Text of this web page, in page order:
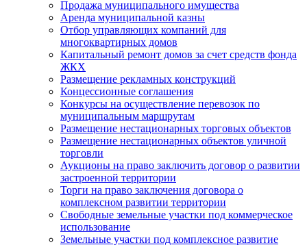
Продажа муниципального имущества
Аренда муниципальной казны
Отбор управляющих компаний для
многоквартирных домов
Капитальный ремонт домов за счет средств фонда
ЖКХ
Размещение рекламных конструкций
Концессионные соглашения
Конкурсы на осуществление перевозок по
муниципальным маршрутам
Размещение нестационарных торговых объектов
Размещение нестационарных объектов уличной
торговли
Аукционы на право заключить договор о развитии
застроенной территории
Торги на право заключения договора о
комплексном развитии территории
Свободные земельные участки под коммерческое
использование
Земельные участки под комплексное развитие